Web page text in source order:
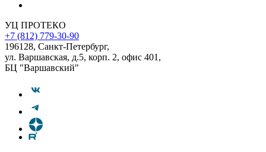
УЦ ПРОТЕКО
+7 (812) 779-30-90
196128, Санкт-Петербург,
ул. Варшавская, д.5, корп. 2, офис 401,
БЦ "Варшавский"